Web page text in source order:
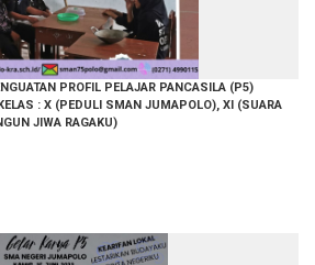
PROFIL PELAJAR PANCASILA (P5)
: X (PEDULI SMAN JUMAPOLO), XI (SUARA
JIWA RAGAKU)